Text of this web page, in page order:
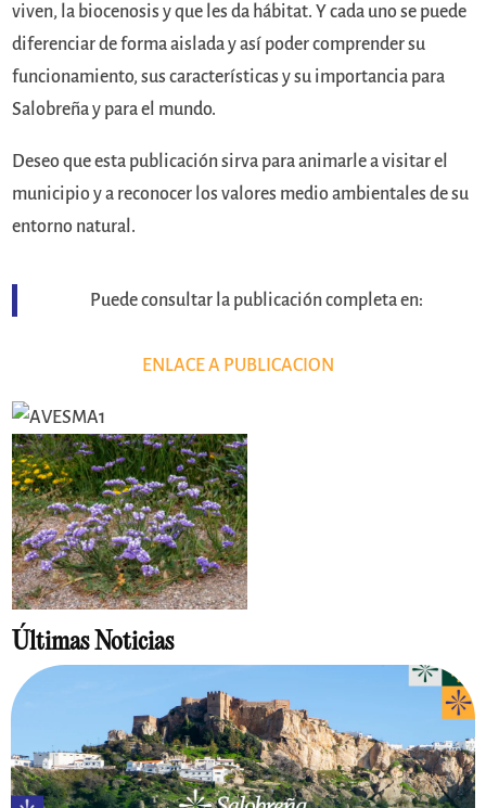
viven, la biocenosis y que les da hábitat. Y cada uno se puede
diferenciar de forma aislada y así poder comprender su
funcionamiento, sus características y su importancia para
Salobreña y para el mundo.
Deseo que esta publicación sirva para animarle a visitar el
municipio y a reconocer los valores medio ambientales de su
entorno natural.
Puede consultar la publicación completa en:
ENLACE A PUBLICACION
Últimas Noticias